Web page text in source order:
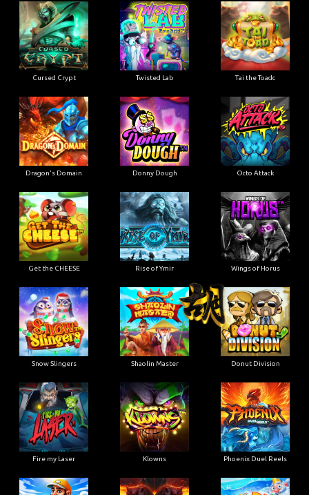
Cursed Crypt Twisted Lab Tai the Toadc
Dragon's Domain Donny Dough Octo Attack
Get the CHEESE Rise of Ymir Wings of Horus
Snow Slingers Shaolin Master Donut Division
Fire my Laser Klowns Phoenix Duel Reels